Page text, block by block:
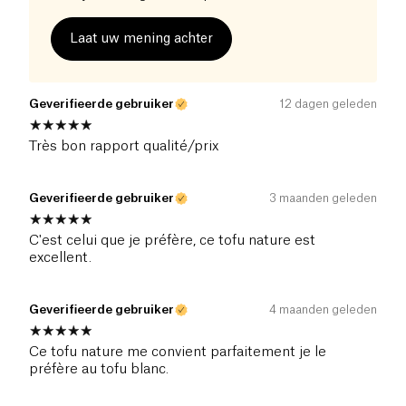
Laat uw mening achter
Geverifieerde gebruiker 12 dagen geleden
Très bon rapport qualité/prix
Geverifieerde gebruiker 3 maanden geleden
C'est celui que je préfère, ce tofu nature est
excellent.
Geverifieerde gebruiker 4 maanden geleden
Ce tofu nature me convient parfaitement je le
préfère au tofu blanc.